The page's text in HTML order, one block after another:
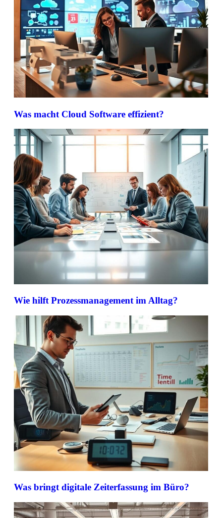
Was macht Cloud Software effizient?
Wie hilft Prozessmanagement im Alltag?
Was bringt digitale Zeiterfassung im Büro?